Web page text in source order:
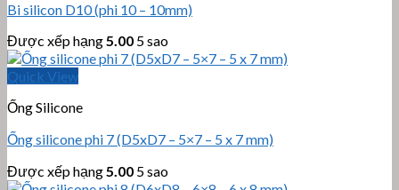
Bi silicon D10 (phi 10 – 10mm)
Được xếp hạng5.00 5 sao
Quick View
Ống Silicone
Ống silicone phi 7 (D5xD7 – 5×7 – 5 x 7 mm)
Được xếp hạng5.00 5 sao